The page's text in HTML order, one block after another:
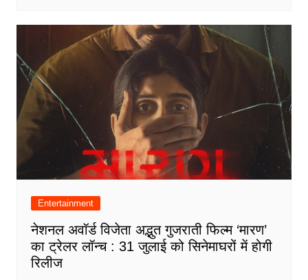
Entertainment
नेशनल अवॉर्ड विजेता अद्भुत गुजराती फिल्म ‘मारण’
का ट्रेलर लॉन्च : 31 जुलाई को सिनेमाघरों में होगी
रिलीज